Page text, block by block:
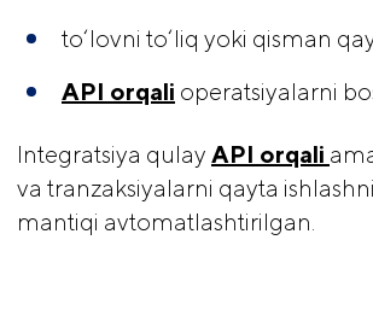
to‘lovni to‘liq yoki qisman
API orqali operatsiyalarni
Integratsiya qulay API orqali
va tranzaksiyalarni qayta
mantiqi avtomatlashtirilgan.